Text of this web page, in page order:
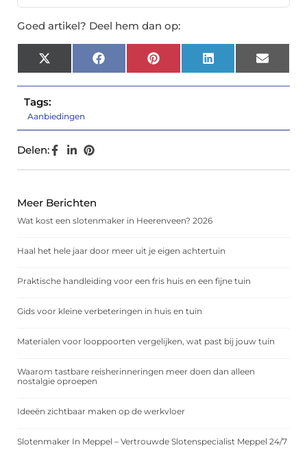
Goed artikel? Deel hem dan op:
X
(Twitter)
FacebookPinterest LinkedIn Email
Tags:
Aanbiedingen
Delen:
Meer Berichten
Wat kost een slotenmaker in Heerenveen? 2026
Haal het hele jaar door meer uit je eigen achtertuin
Praktische handleiding voor een fris huis en een fijne tuin
Gids voor kleine verbeteringen in huis en tuin
Materialen voor looppoorten vergelijken, wat past bij jouw tuin
Waarom tastbare reisherinneringen meer doen dan alleen
nostalgie oproepen
Ideeën zichtbaar maken op de werkvloer
Slotenmaker In Meppel – Vertrouwde Slotenspecialist Meppel 24/7